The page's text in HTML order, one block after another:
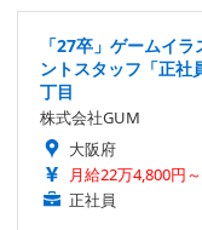
「27卒」ゲームイ
ントスタッフ「正社
丁目
株式会社GUM
大阪府
月給22万4,800円
正社員